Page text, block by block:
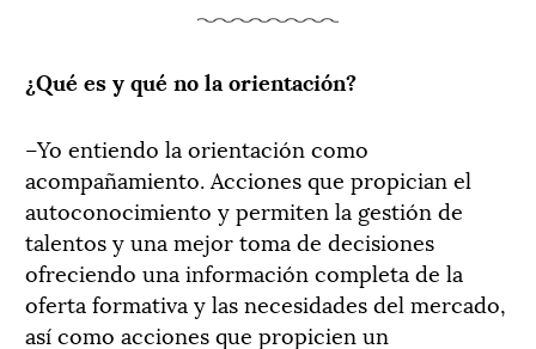
¿Qué es y qué no la orientación?
–Yo entiendo la orientación como
acompañamiento. Acciones que propician el
autoconocimiento y permiten la gestión de
talentos y una mejor toma de decisiones
ofreciendo una información completa de la
oferta formativa y las necesidades del mercado,
así como acciones que propicien un